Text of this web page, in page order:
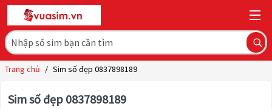
Trang chủ / Sim số đẹp 0837898189
Sim số đẹp 0837898189